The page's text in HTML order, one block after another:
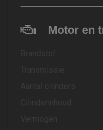
Motor en
Brandstof
Transmissie
Aantal cilinders
Cilinderinhoud
Vermogen